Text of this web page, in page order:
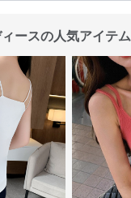
ースの人気アイテム